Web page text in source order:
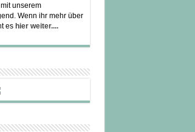
unserem
Wenn ihr mehr über
es hier weiter....